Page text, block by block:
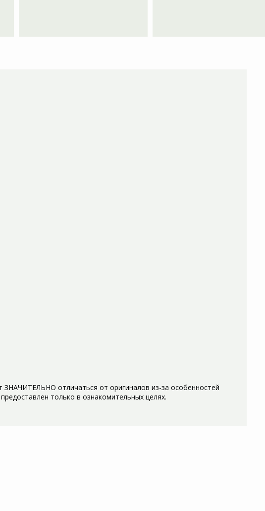
ЗНАЧИТЕЛЬНО отличаться от оригиналов из-за особенностей